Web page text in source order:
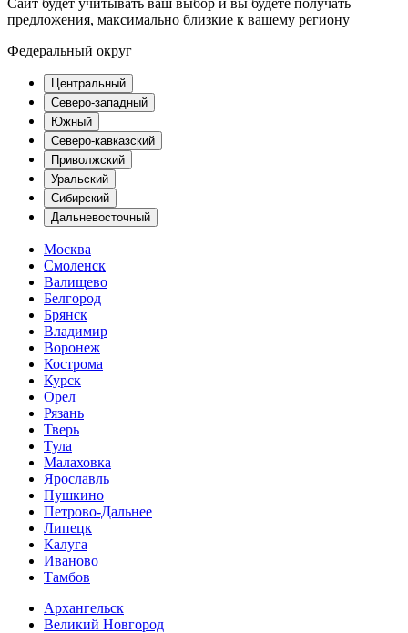
предложения, максимально близкие к вашему региону
Федеральный округ
Центральный
Северо-западный
Южный
Северо-кавказский
Приволжский
Уральский
Сибирский
Дальневосточный
Москва
Смоленск
Валищево
Белгород
Брянск
Владимир
Воронеж
Кострома
Курск
Орел
Рязань
Тверь
Тула
Малаховка
Ярославль
Пушкино
Петрово-Дальнее
Липецк
Калуга
Иваново
Тамбов
Архангельск
Великий Новгород